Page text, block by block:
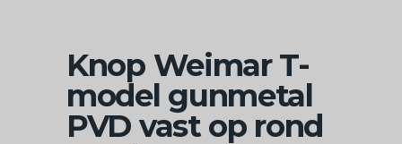
Knop Weimar T-
model gunmetal
PVD vast op rond